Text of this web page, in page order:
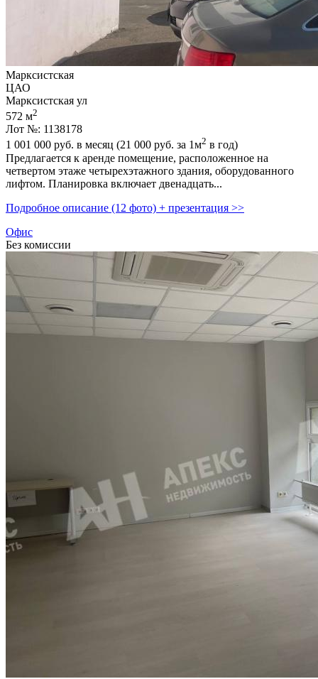
Марксистская
ЦАО
Марксистская ул
572 м2
Лот №: 1138178
1 001 000 руб. в месяц (21 000 руб. за 1м2 в год)
Предлагается к аренде помещение,­ расположенное на
четвертом этаже четырехэтажного здания,­ оборудованного
лифтом. Планировка включает двенадцать...
Подробное описание (12 фото) + презентация >>
Офис
Без комиссии